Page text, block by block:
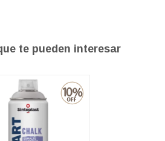
te pueden interesar